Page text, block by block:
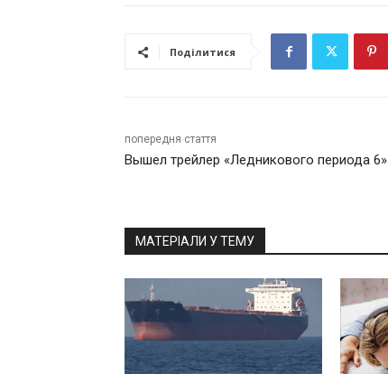
Поділитися
попередня стаття
Вышел трейлер «Ледникового периода 6»
МАТЕРІАЛИ У ТЕМУ